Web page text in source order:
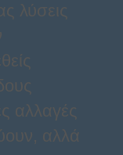
λύσεις
αλλαγές
αλλά